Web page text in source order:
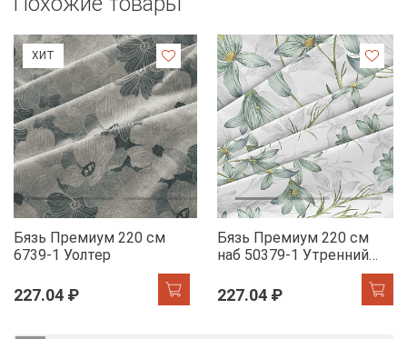
ХИТ
Бязь Премиум 220 см
6739-1 Уолтер
227.04 ₽
Бязь Премиум 220 см
наб 50379-1 Утренний
227.04 ₽